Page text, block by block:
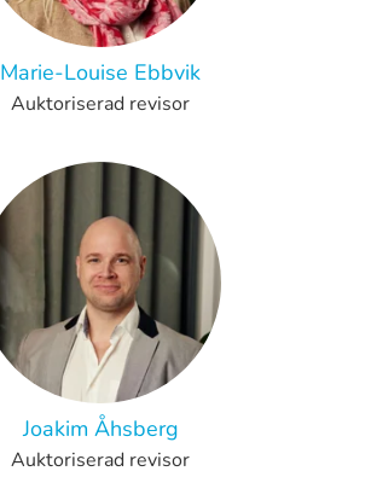
Marie-Louise Ebbvik
Auktoriserad revisor
Joakim Åhsberg
Auktoriserad revisor